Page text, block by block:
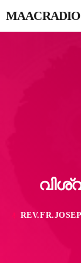
MAACRADIO
mic